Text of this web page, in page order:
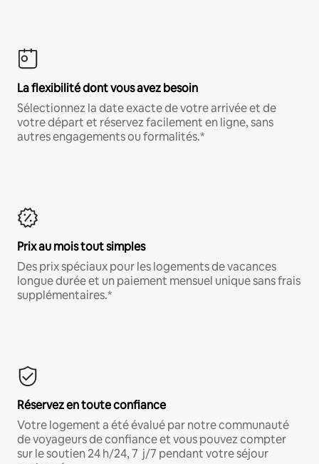
La flexibilité dont vous avez besoin
Sélectionnez la date exacte de votre arrivée et de
votre départ et réservez facilement en ligne, sans
autres engagements ou formalités.*
Prix au mois tout simples
Des prix spéciaux pour les logements de vacances
longue durée et un paiement mensuel unique sans frais
supplémentaires.*
Réservez en toute confiance
Votre logement a été évalué par notre communauté
de voyageurs de confiance et vous pouvez compter
sur le soutien 24 h/24, 7 j/7 pendant votre séjour